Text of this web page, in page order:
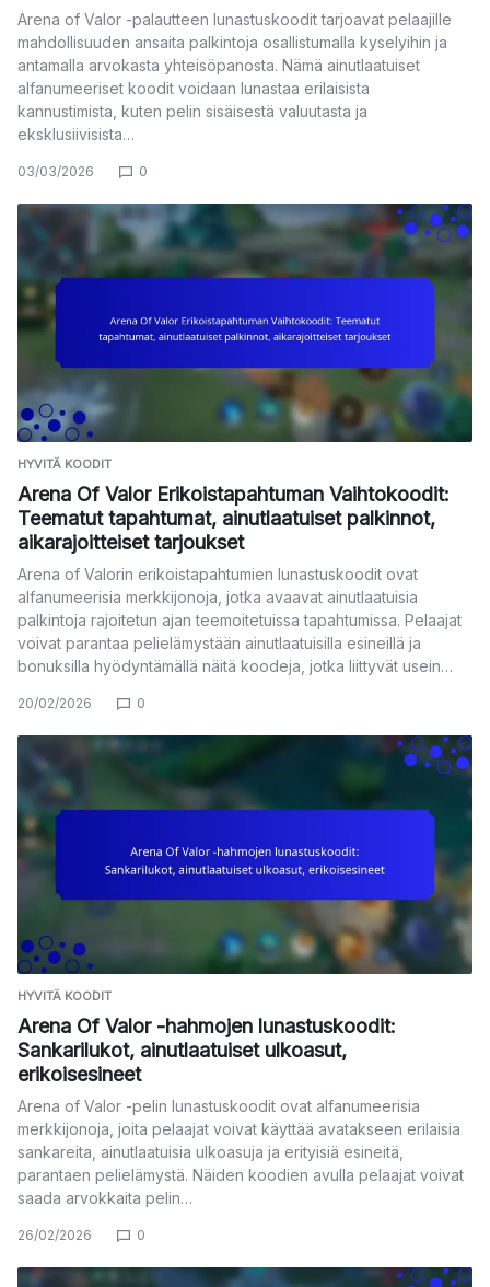
Arena of Valor -palautteen lunastuskoodit tarjoavat pelaajille
mahdollisuuden ansaita palkintoja osallistumalla kyselyihin ja
antamalla arvokasta yhteisöpanosta. Nämä ainutlaatuiset
alfanumeeriset koodit voidaan lunastaa erilaisista
kannustimista, kuten pelin sisäisestä valuutasta ja
eksklusiivisista…
03/03/2026 0
HYVITÄ KOODIT
Arena Of Valor Erikoistapahtuman Vaihtokoodit:
Teematut tapahtumat, ainutlaatuiset palkinnot,
aikarajoitteiset tarjoukset
Arena of Valorin erikoistapahtumien lunastuskoodit ovat
alfanumeerisia merkkijonoja, jotka avaavat ainutlaatuisia
palkintoja rajoitetun ajan teemoitetuissa tapahtumissa. Pelaajat
voivat parantaa pelielämystään ainutlaatuisilla esineillä ja
bonuksilla hyödyntämällä näitä koodeja, jotka liittyvät usein…
20/02/2026 0
HYVITÄ KOODIT
Arena Of Valor -hahmojen lunastuskoodit:
Sankarilukot, ainutlaatuiset ulkoasut,
erikoisesineet
Arena of Valor -pelin lunastuskoodit ovat alfanumeerisia
merkkijonoja, joita pelaajat voivat käyttää avatakseen erilaisia
sankareita, ainutlaatuisia ulkoasuja ja erityisiä esineitä,
parantaen pelielämystä. Näiden koodien avulla pelaajat voivat
saada arvokkaita pelin…
26/02/2026 0